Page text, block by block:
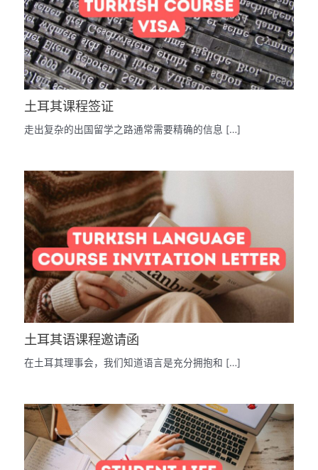
土耳其课程签证
走出复杂的出国留学之路通常需要精确的信息 […]
土耳其语课程邀请函
在土耳其理事会，我们知道语言是充分拥抱和 […]